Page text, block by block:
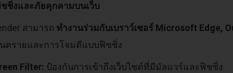
ชิ่งและภัยคุกคามบนเว็บ
สามารถ ทำงานร่วมกับเบราว์เซอร์ Microsoft Edge,
ตรายและการโจมตีแบบฟิชชิ่ง
Filter: ป้องกันการเข้าถึงเว็บไซต์ที่มีมัลแวร์และฟิชชิ่ง